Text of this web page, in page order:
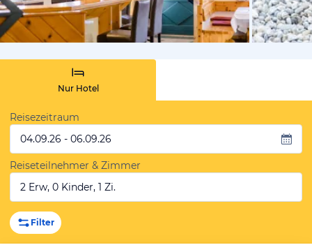
vom
Nur Hotel
Reisezeitraum
04.09.26 - 06.09.26
Reiseteilnehmer & Zimmer
2 Erw, 0 Kinder, 1 Zi.
Filter